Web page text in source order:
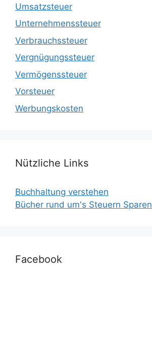
Umsatzsteuer
Unternehmenssteuer
Verbrauchssteuer
Vergnügungssteuer
Vermögenssteuer
Vorsteuer
Werbungskosten
Nützliche Links
Buchhaltung verstehen
Bücher rund um's Steuern Sparen
Facebook